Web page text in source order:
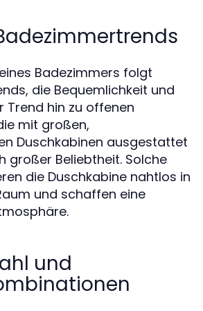
Badezimmers folgt
die Bequemlichkeit und
Trend hin zu offenen
mit großen,
Duschkabinen ausgestattet
großer Beliebtheit. Solche
die Duschkabine nahtlos in
und schaffen eine
und